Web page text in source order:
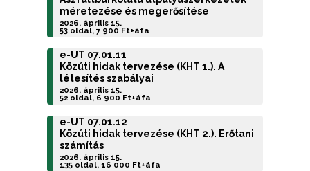
méretezése és megerősítése
2026. április 15.
53 oldal, 7 900 Ft+áfa
e-UT 07.01.11
Közúti hidak tervezése (KHT 1.). A
létesítés szabályai
2026. április 15.
52 oldal, 6 900 Ft+áfa
e-UT 07.01.12
Közúti hidak tervezése (KHT 2.). Erőtani
számítás
2026. április 15.
135 oldal, 16 000 Ft+áfa